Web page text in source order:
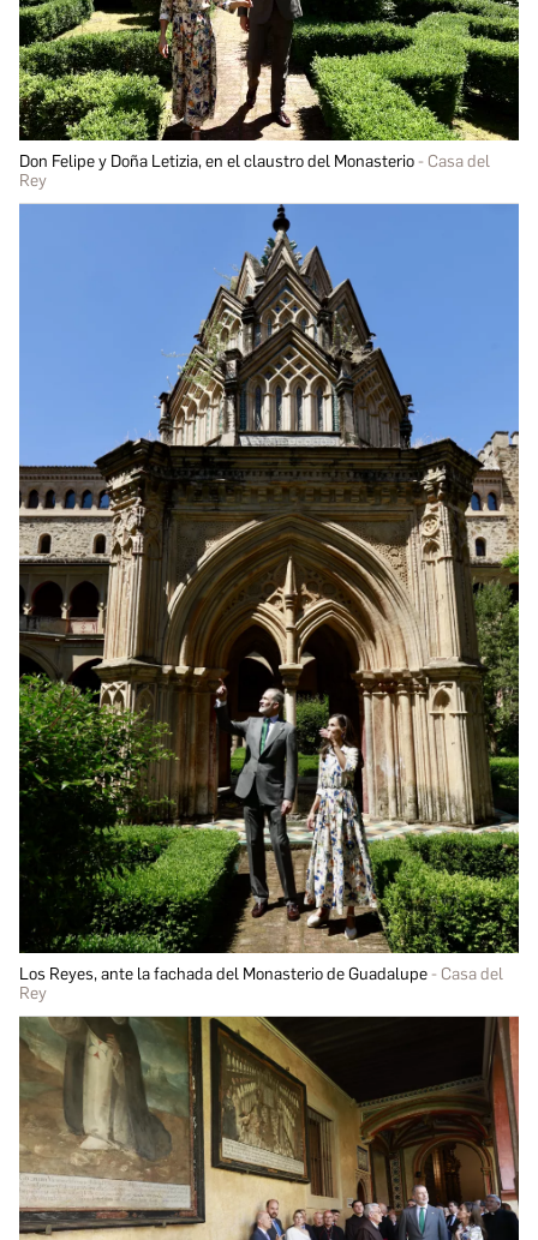
Don Felipe y Doña Letizia, en el claustro del Monasterio
Casa del
Rey
Los Reyes, ante la fachada del Monasterio de Guadalupe
Casa del
Rey